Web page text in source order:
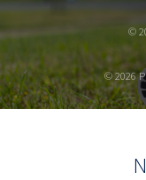
©
© 2026